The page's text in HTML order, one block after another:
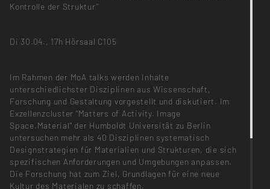
Kontrolle der Struktur"
Di 30.04., 17h Hörsaal C105
Im Rahmen der MoA talks werden Inhalte
unterschiedlichster Disziplinen aus Wissenschaft,
Forschung und Gestaltung vorgestellt und diskutiert. Im
Exzellenzcluster "Matters of Activity. Image
Space.Material" der Humboldt Universität zu Berlin
untersuchen mehr als 40 Disziplinen systematisch
Designstrategien für Materialien und Strukturen, die sich
spezifischen Anforderungen und Umgebungen anpassen.
Die Forschung hat zum Ziel, Grundlagen für eine neue
Kultur des Materialen zu schaffen.